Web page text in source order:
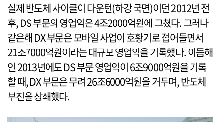
실제 반도체 사이클이 다운턴(하강 국면)이던 2012년 전
후, DS 부문의 영업익은 4조2000억원에 그쳤다. 그러나
같은해 DX 부문은 모바일 사업이 호황기로 접어들면서
21조7000억원이라는 대규모 영업익을 기록했다. 이듬해
인 2013년에도 DS 부문 영업익이 6조9000억원을 기록
할 때, DX 부문은 무려 26조6000억원을 거두며, 반도체
부진을 상쇄했다.